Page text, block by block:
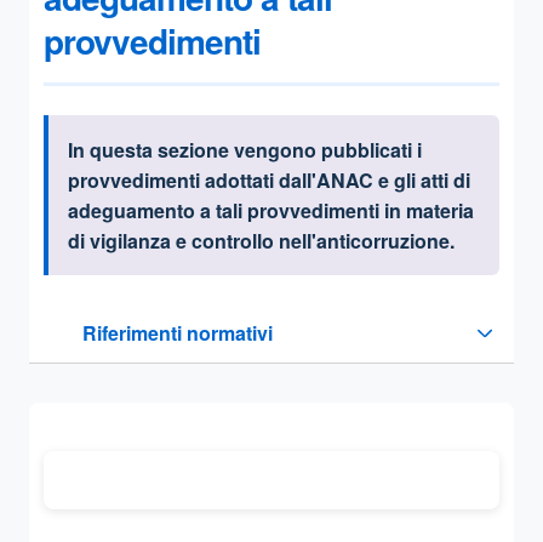
provvedimenti
Informazioni introduttive
In questa sezione vengono pubblicati i
provvedimenti adottati dall'ANAC e gli atti di
adeguamento a tali provvedimenti in materia
di vigilanza e controllo nell'anticorruzione.
Riferimenti normativi
Sezione compressa